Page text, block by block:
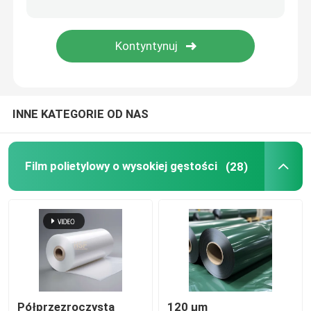
Skontaktuj się z nami
Poprosić o wycenę
Film polietylowy o wysokiej gęstości
Folia z polietylenu o niskiej gęstości
INNE KATEGORIE OD NAS
Film polietylowy o wysokiej gęstości (28)
Półprzezroczysta
120 μm